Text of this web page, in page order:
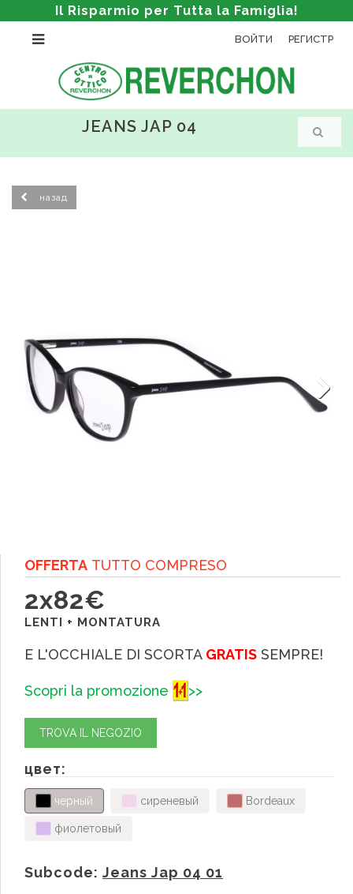
Il Risparmio per Tutta la Famiglia!
ВОЙТИ РЕГИСТР
JEANS JAP 04
назад
Next
OFFERTA TUTTO COMPRESO
2x82€
LENTI + MONTATURA
E L'OCCHIALE DI SCORTA GRATIS SEMPRE!
Scopri la promozione >>
TROVA IL NEGOZIO
цвет:
черный сиреневый Bordeaux
фиолетовый
Subcode: Jeans Jap 04 01